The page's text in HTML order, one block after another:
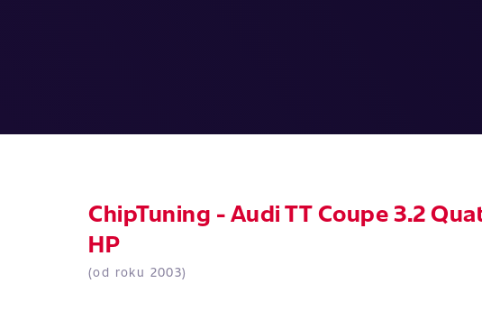
ChipTuning - Audi TT Coupe 3.2
HP
(od roku 2003)